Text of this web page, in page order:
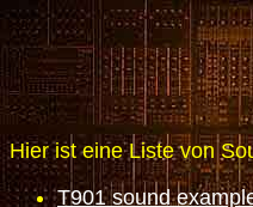
Hier ist eine Liste von
T901 sound